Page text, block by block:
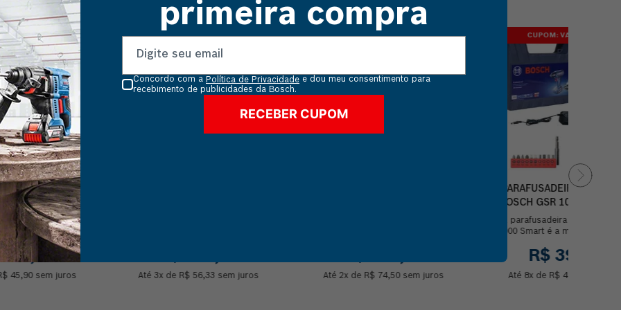
VAIDEBOSCH
DE IMPACTO
13 RE-X23 750W
Bosch GSB
750W de potência,
compacta! Conta
vibração e ...
459
45,90sem juros Até3x de R$ 56,33 sem juros Até2x de R$ 74,50sem juros
CUPOM: VAIDEBOSCH
PARAFUSADEIRA
BOSCH GSR 1000 SMART
BATERIA E MALETA
A parafusadeira e furadeira
1000 Smart é a mais
para transportar no ...
R$ 399
Até 8x de R$ 49
primeira compra
Concordo com a Política de Privacidade e dou meu consentimento para
recebimento de publicidades da Bosch.
RECEBER CUPOM